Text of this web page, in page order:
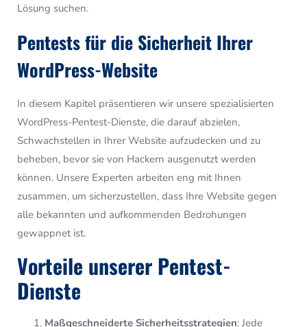
Lösung suchen.
Pentests für die Sicherheit Ihrer
WordPress-Website
In diesem Kapitel präsentieren wir unsere spezialisierten
WordPress-Pentest-Dienste, die darauf abzielen,
Schwachstellen in Ihrer Website aufzudecken und zu
beheben, bevor sie von Hackern ausgenutzt werden
können. Unsere Experten arbeiten eng mit Ihnen
zusammen, um sicherzustellen, dass Ihre Website gegen
alle bekannten und aufkommenden Bedrohungen
gewappnet ist.
Vorteile unserer Pentest-
Dienste
Maßgeschneiderte Sicherheitsstrategien: Jede